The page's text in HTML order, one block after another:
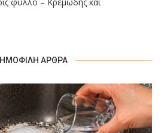
ΆΡΘΡΑ